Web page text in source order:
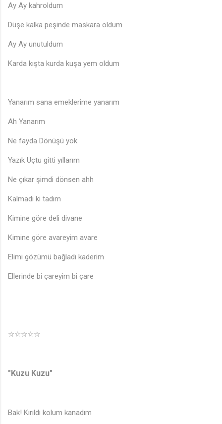
Ay Ay kahroldum
Düşe kalka peşinde maskara oldum
Ay Ay unutuldum
Karda kışta kurda kuşa yem oldum
Yanarım sana emeklerime yanarım
Ah Yanarım
Ne fayda Dönüşü yok
Yazık Uçtu gitti yıllarım
Ne çıkar şimdi dönsen ahh
Kalmadı ki tadım
Kimine göre deli divane
Kimine göre avareyim avare
Elimi gözümü bağladı kaderim
Ellerinde bi çareyim bi çare
☆☆☆☆☆
"Kuzu Kuzu"
Bak! Kırıldı kolum kanadım